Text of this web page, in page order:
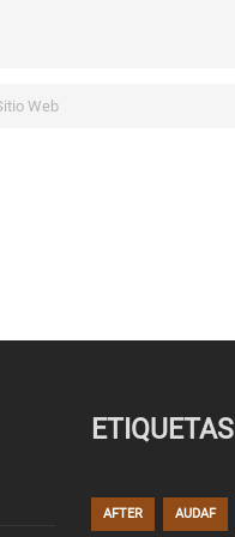
ETIQUETAS
AFTER AUDAF